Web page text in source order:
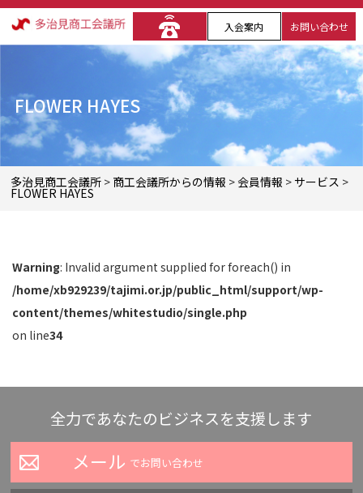
入会案内 お問い合わせ
FLOWER HAYES
多治見商工会議所 > 商工会議所からの情報 > 会員情報 > サービス >
FLOWER HAYES
Warning: Invalid argument supplied for foreach() in
/home/xb929239/tajimi.or.jp/public_html/support/wp-
content/themes/whitestudio/single.php
on line34
全力であなたのビジネスを支援します
メール でお問い合わせ